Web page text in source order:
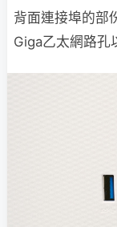
背面連接埠的部
Giga乙太網路孔